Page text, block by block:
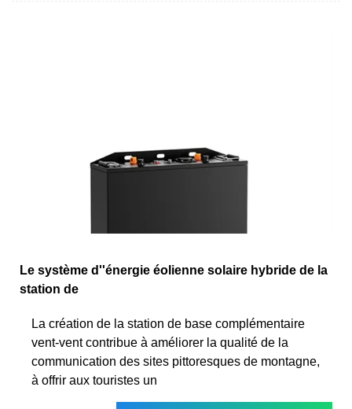
Le système d''énergie éolienne solaire hybride de la
station de
La création de la station de base complémentaire
vent-vent contribue à améliorer la qualité de la
communication des sites pittoresques de montagne,
à offrir aux touristes un